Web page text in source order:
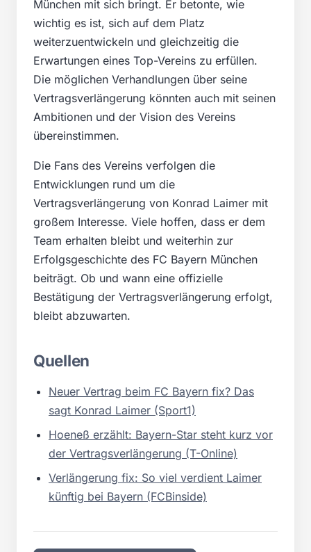
München mit sich bringt. Er betonte, wie
wichtig es ist, sich auf dem Platz
weiterzuentwickeln und gleichzeitig die
Erwartungen eines Top-Vereins zu erfüllen.
Die möglichen Verhandlungen über seine
Vertragsverlängerung könnten auch mit seinen
Ambitionen und der Vision des Vereins
übereinstimmen.
Die Fans des Vereins verfolgen die
Entwicklungen rund um die
Vertragsverlängerung von Konrad Laimer mit
großem Interesse. Viele hoffen, dass er dem
Team erhalten bleibt und weiterhin zur
Erfolgsgeschichte des FC Bayern München
beiträgt. Ob und wann eine offizielle
Bestätigung der Vertragsverlängerung erfolgt,
bleibt abzuwarten.
Quellen
Neuer Vertrag beim FC Bayern fix? Das
sagt Konrad Laimer (Sport1)
Hoeneß erzählt: Bayern-Star steht kurz vor
der Vertragsverlängerung (T-Online)
Verlängerung fix: So viel verdient Laimer
künftig bei Bayern (FCBinside)